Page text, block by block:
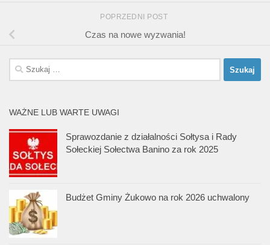
POPRZEDNI POST
Czas na nowe wyzwania!
Szukaj:
WAŻNE LUB WARTE UWAGI
Sprawozdanie z działalności Sołtysa i Rady
Sołeckiej Sołectwa Banino za rok 2025
Budżet Gminy Żukowo na rok 2026 uchwalony